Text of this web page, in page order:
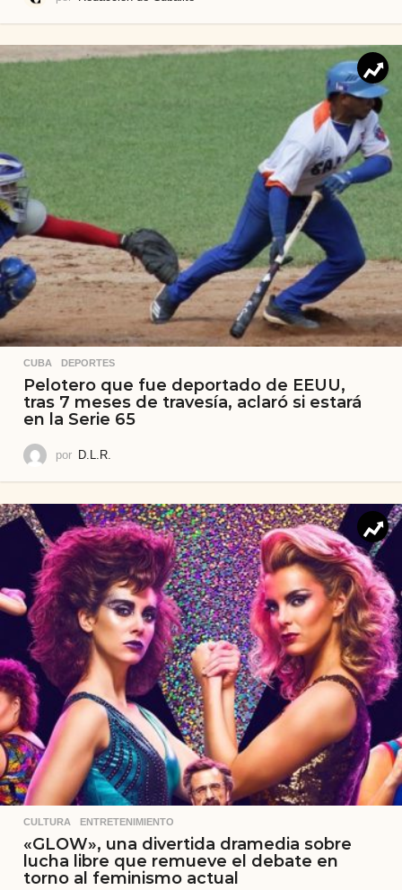
CUBA ,DEPORTES
Pelotero que fue deportado de EEUU,
tras 7 meses de travesía, aclaró si estará
en la Serie 65
por D.L.R.
CULTURA ,ENTRETENIMIENTO
«GLOW», una divertida dramedia sobre
lucha libre que remueve el debate en
torno al feminismo actual